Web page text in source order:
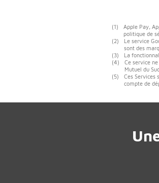
(1)
Apple Pay,
politique de
(2)
Le service
sont des
(3)
La
(4)
Ce service
Mutuel du
(5)
Ces Services
compte de